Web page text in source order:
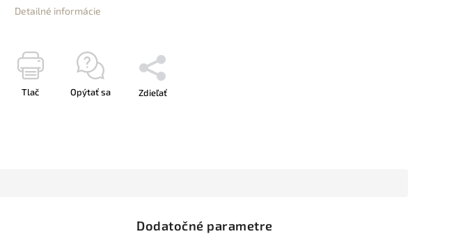
Detailné informácie
Tlač Opýtať sa Zdieľať
Dodatočné parametre